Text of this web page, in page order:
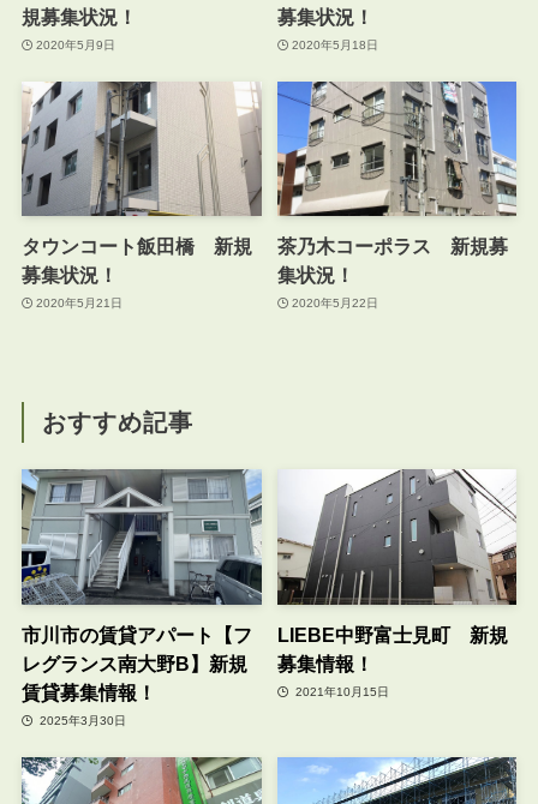
規募集状況！
2020年5月9日
募集状況！
2020年5月18日
タウンコート飯田橋 新規
募集状況！
2020年5月21日
茶乃木コーポラス 新規募
集状況！
2020年5月22日
おすすめ記事
市川市の賃貸アパート【フ
レグランス南大野B】新規
賃貸募集情報！
2025年3月30日
LIEBE中野富士見町 新規
募集情報！
2021年10月15日